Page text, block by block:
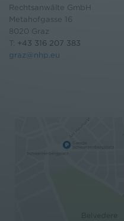
Rechtsanwälte GmbH
Metahofgasse 16
8020 Graz
T: +43 316 207 383
graz@nhp.eu